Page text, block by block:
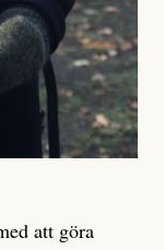
att göra